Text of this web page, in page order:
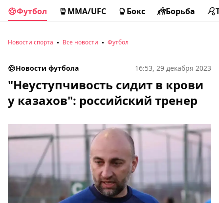
Футбол MMA/UFC Бокс Борьба
Новости спорта Все новости Футбол
Новости футбола 16:53, 29 декабря 2023
"Неуступчивость сидит в крови
у казахов": российский тренер